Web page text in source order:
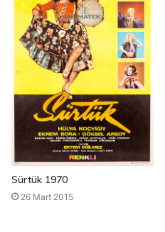
Sürtük 1970
26 Mart 2015